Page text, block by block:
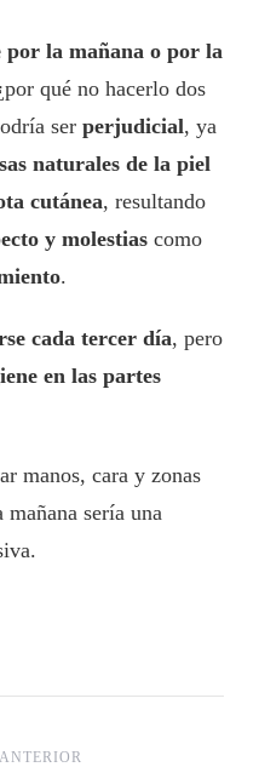
por la mañana o por la
qué no hacerlo dos
ser perjudicial, ya
naturales de la piel
cutánea, resultando
y molestias como
.
cada tercer día, pero
en las partes
manos, cara y zonas
sería una